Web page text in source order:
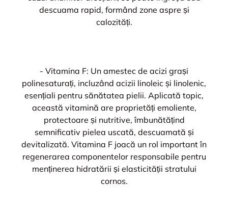
descuama rapid, formând zone aspre și
calozități.
- Vitamina F: Un amestec de acizi grași
polinesaturați, incluzând acizii linoleic și linolenic,
esențiali pentru sănătatea pielii. Aplicată topic,
această vitamină are proprietăți emoliente,
protectoare și nutritive, îmbunătățind
semnificativ pielea uscată, descuamată și
devitalizată. Vitamina F joacă un rol important în
regenerarea componentelor responsabile pentru
menținerea hidratării și elasticității stratului
cornos.